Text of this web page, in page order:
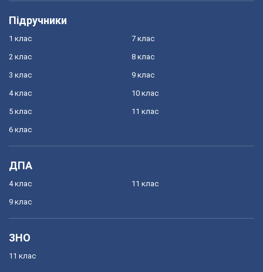
Підручники
1 клас
2 клас
3 клас
4 клас
5 клас
6 клас
7 клас
8 клас
9 клас
10 клас
11 клас
ДПА
4 клас
9 клас
11 клас
ЗНО
11 клас